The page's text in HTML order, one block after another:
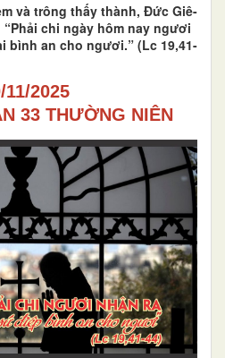
và trông thấy thành, Đức Giê-
chi ngày hôm nay ngươi
bình an cho ngươi.” (Lc 19,41-
11/2025
33 THƯỜNG NIÊN